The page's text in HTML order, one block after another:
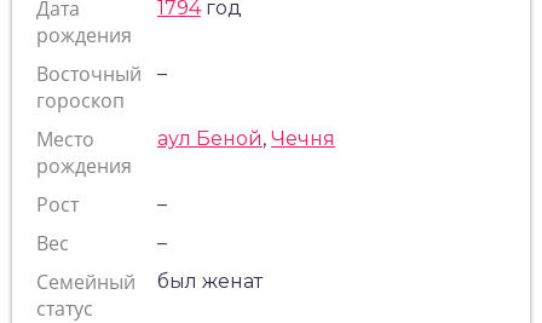
Дата
рождения
1794год
Восточный
гороскоп
–
Место
рождения
аул Беной, Чечня
Рост –
Вес –
Семейный
статус
был женат